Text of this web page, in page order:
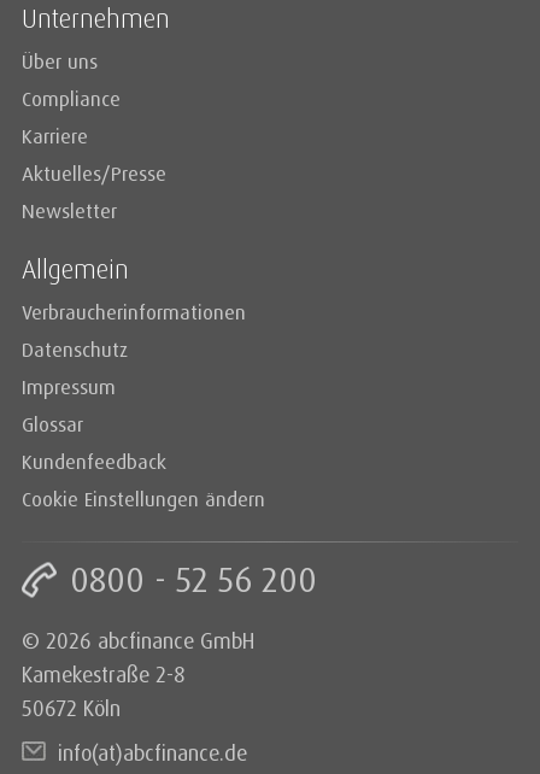
Unternehmen
Über uns
Compliance
Karriere
Aktuelles/Presse
Newsletter
Allgemein
Verbraucherinformationen
Datenschutz
Impressum
Glossar
Kundenfeedback
Cookie Einstellungen ändern
0800 - 52 56 200
© 2026 abcfinance GmbH
Kamekestraße 2-8
50672 Köln
info(at)abcfinance.de